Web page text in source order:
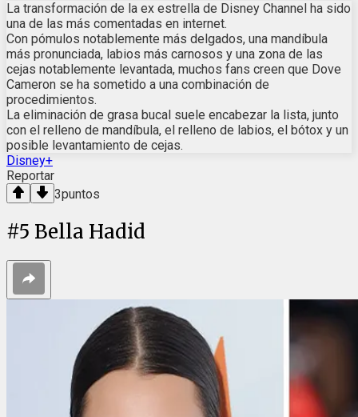
La transformación de la ex estrella de Disney Channel ha sido
una de las más comentadas en internet.
Con pómulos notablemente más delgados, una mandíbula
más pronunciada, labios más carnosos y una zona de las
cejas notablemente levantada, muchos fans creen que Dove
Cameron se ha sometido a una combinación de
procedimientos.
La eliminación de grasa bucal suele encabezar la lista, junto
con el relleno de mandíbula, el relleno de labios, el bótox y un
posible levantamiento de cejas.
Disney+
Reportar
3puntos
#5 Bella Hadid